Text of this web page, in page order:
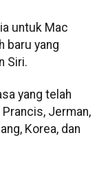
untuk Mac
baru yang
Siri.
yang telah
Jerman,
Korea, dan